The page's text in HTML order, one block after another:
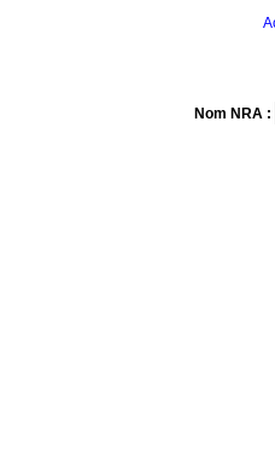
Nom NRA :